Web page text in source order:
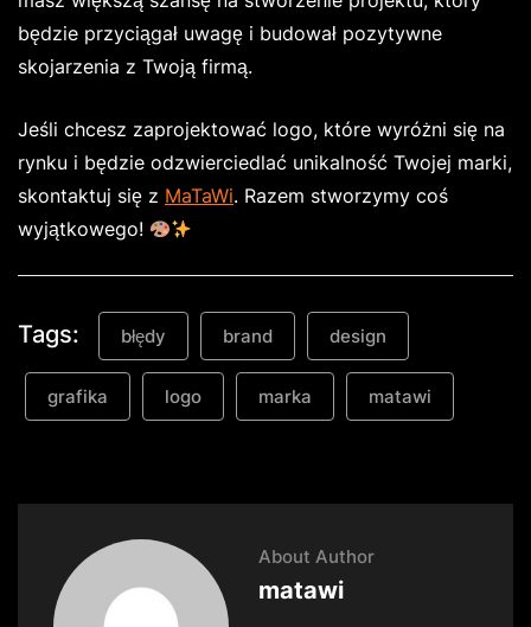
będzie przyciągał uwagę i budował pozytywne
skojarzenia z Twoją firmą.
Jeśli chcesz zaprojektować logo, które wyróżni się na
rynku i będzie odzwierciedlać unikalność Twojej marki,
skontaktuj się z MaTaWi. Razem stworzymy coś
wyjątkowego!
Tags: błędy brand design
grafika logo marka matawi
About Author
matawi